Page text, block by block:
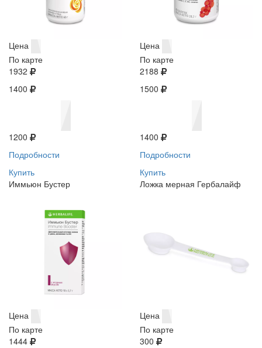
Цена
По карте
1932
1400
1200
Подробности
Купить
Цена
По карте
2188
1500
1400
Подробности
Купить
Иммьюн Бустер
Цена
По карте
1444
Ложка мерная Гербалайф
Цена
По карте
300